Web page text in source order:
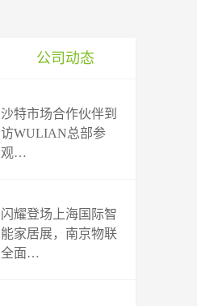
公司动态
沙特市场合作伙伴到
访WULIAN总部参
观…
闪耀登场上海国际智
能家居展，南京物联
全面…